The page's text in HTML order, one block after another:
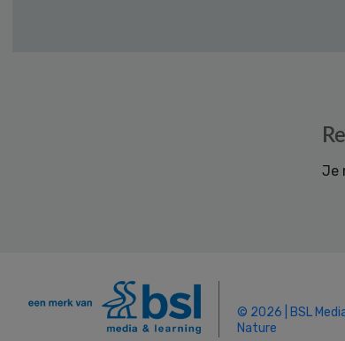
Je
© 2026 | BSL
Nature